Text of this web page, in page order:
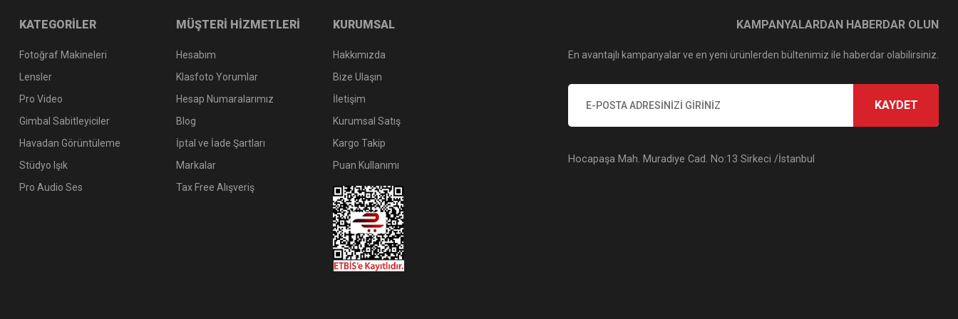
KATEGORİLER
Fotoğraf Makineleri
Lensler
Pro Video
Gimbal Sabitleyiciler
Havadan Görüntüleme
Stüdyo Işık
Pro Audio Ses
MÜŞTERİ HİZMETLERİ
Hesabım
Klasfoto Yorumlar
Hesap Numaralarımız
Blog
İptal ve İade Şartları
Markalar
Tax Free Alışveriş
KURUMSAL
Hakkımızda
Bize Ulaşın
İletişim
Kurumsal Satış
Kargo Takip
Puan Kullanımı
KAMPANYALARDAN HABERDAR OLUN
En avantajlı kampanyalar ve en yeni ürünlerden bültenimiz ile haberdar olabilirsiniz.
KAYDET
Hocapaşa Mah. Muradiye Cad. No:13 Sirkeci /İstanbul